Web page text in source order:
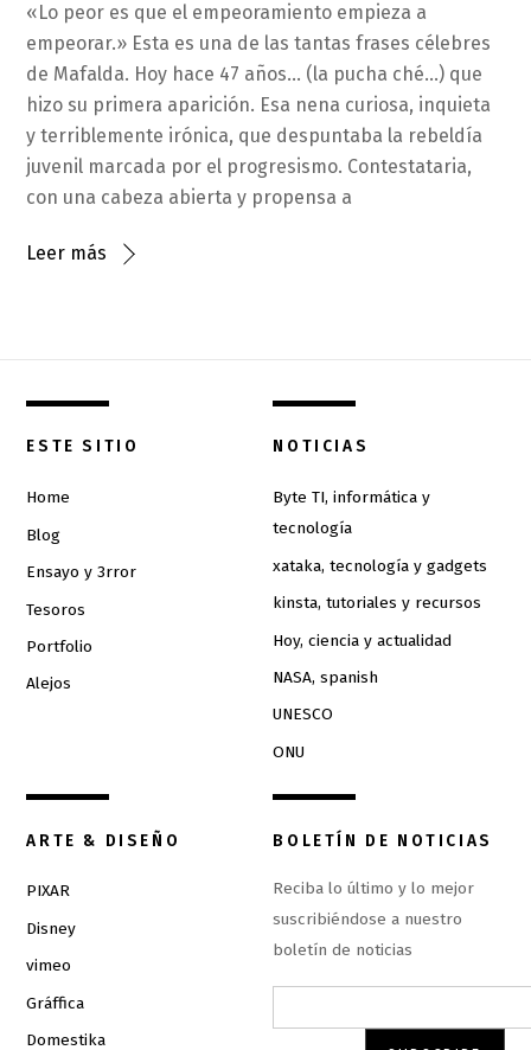
«Lo peor es que el empeoramiento empieza a
empeorar.» Esta es una de las tantas frases célebres
de Mafalda. Hoy hace 47 años… (la pucha ché…) que
hizo su primera aparición. Esa nena curiosa, inquieta
y terriblemente irónica, que despuntaba la rebeldía
juvenil marcada por el progresismo. Contestataria,
con una cabeza abierta y propensa a
Leer más
ESTE SITIO
Home
Blog
Ensayo y 3rror
Tesoros
Portfolio
Alejos
NOTICIAS
Byte TI, informática y
tecnología
xataka, tecnología y gadgets
kinsta, tutoriales y recursos
Hoy, ciencia y actualidad
NASA, spanish
UNESCO
ONU
ARTE & DISEÑO
PIXAR
Disney
vimeo
Gráffica
Domestika
BOLETÍN DE NOTICIAS
Reciba lo último y lo mejor
suscribiéndose a nuestro
boletín de noticias